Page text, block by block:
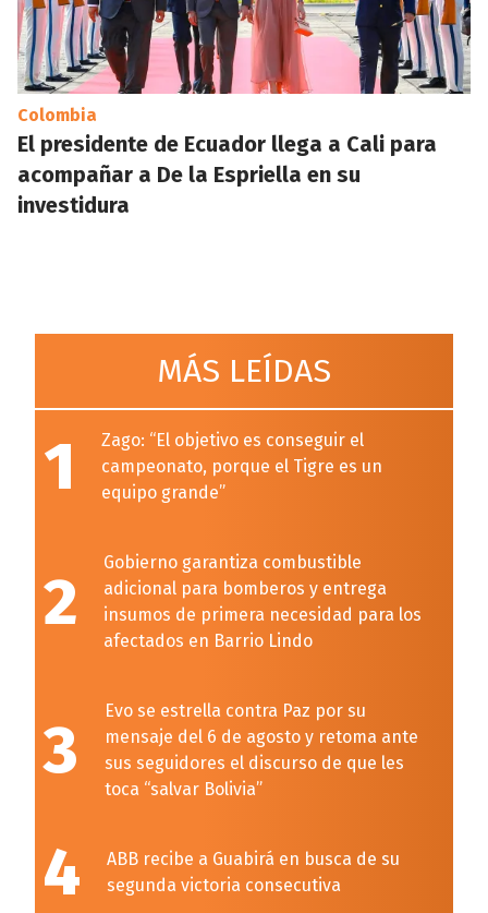
Colombia
El presidente de Ecuador llega a Cali para
acompañar a De la Espriella en su
investidura
MÁS LEÍDAS
1
Zago: “El objetivo es conseguir el
campeonato, porque el Tigre es un
equipo grande”
2
Gobierno garantiza combustible
adicional para bomberos y entrega
insumos de primera necesidad para los
afectados en Barrio Lindo
3
Evo se estrella contra Paz por su
mensaje del 6 de agosto y retoma ante
sus seguidores el discurso de que les
toca “salvar Bolivia”
4
ABB recibe a Guabirá en busca de su
segunda victoria consecutiva